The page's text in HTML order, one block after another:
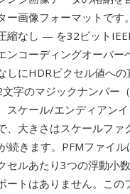
ー画像フォーマットで
縮なし — を32ビット
ンコーディングオーバー
しにHDRピクセル値へ
字のマジックナンバー
スケール/エンディアン
、大きさはスケールフ
続きます。PFMファイル
セルあたり3つの浮動小
ートはありません。こ